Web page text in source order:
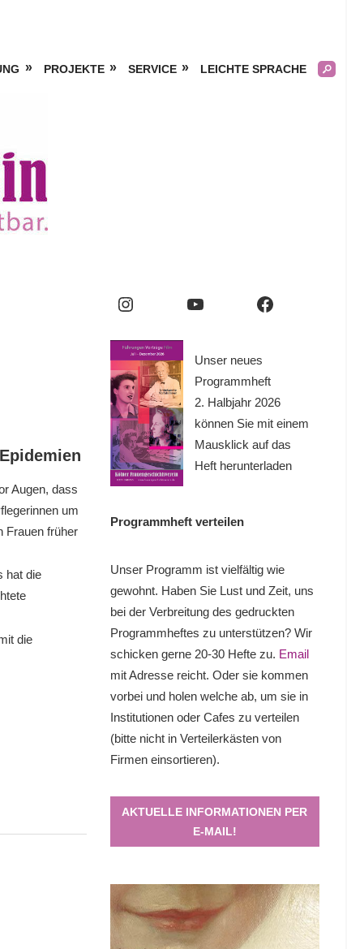
PROJEKTE SERVICE LEICHTE SPRACHE
Augen, dass
um
Frauen früher
hat die
die
Instagram YouTube Facebook
Unser neues
Programmheft
2. Halbjahr 2026
können Sie mit einem
Mausklick auf das
Heft herunterladen
Programmheft verteilen
Unser Programm ist vielfältig wie
gewohnt. Haben Sie Lust und Zeit, uns
bei der Verbreitung des gedruckten
Programmheftes zu unterstützen? Wir
schicken gerne 20-30 Hefte zu. Email
mit Adresse reicht. Oder sie kommen
vorbei und holen welche ab, um sie in
Institutionen oder Cafes zu verteilen
(bitte nicht in Verteilerkästen von
Firmen einsortieren).
AKTUELLE INFORMATIONEN PER
E-MAIL!